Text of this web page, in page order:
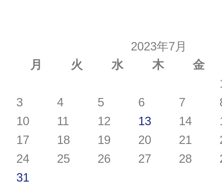
2023年7月
月
火 水 木
金
3
4 5 6 7
10
11 12 13 14
17
18 19 20 21
24
25 26 27 28
31